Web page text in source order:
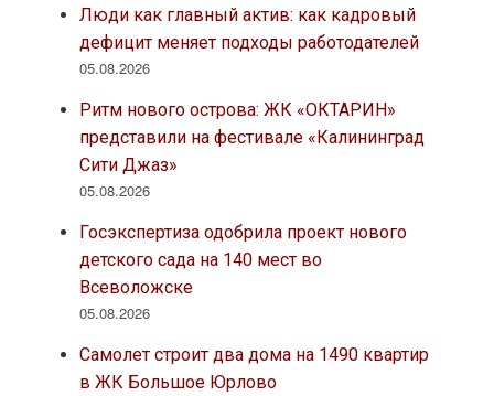
Люди как главный актив: как кадровый
дефицит меняет подходы работодателей
05.08.2026
Ритм нового острова: ЖК «ОКТАРИН»
представили на фестивале «Калининград
Сити Джаз»
05.08.2026
Госэкспертиза одобрила проект нового
детского сада на 140 мест во
Всеволожске
05.08.2026
Самолет строит два дома на 1490 квартир
в ЖК Большое Юрлово